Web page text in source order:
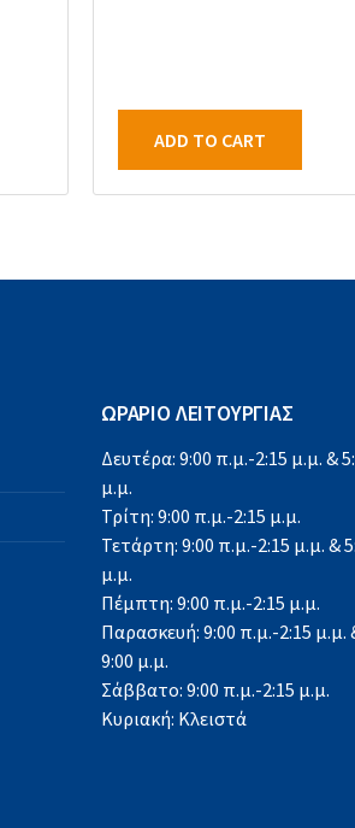
ADD TO CART
ΩΡΑΡΙΟ ΛΕΙΤΟΥΡΓΙΑΣ
Δευτέρα: 9:00 π.μ.-2:15 μ.μ. &
μ.μ.
Τρίτη: 9:00 π.μ.-2:15 μ.μ.
Τετάρτη: 9:00 π.μ.-2:15 μ.μ. &
μ.μ.
Πέμπτη: 9:00 π.μ.-2:15 μ.μ.
Παρασκευή: 9:00 π.μ.-2:15 μ.μ.
9:00 μ.μ.
Σάββατο: 9:00 π.μ.-2:15 μ.μ.
Κυριακή: Κλειστά